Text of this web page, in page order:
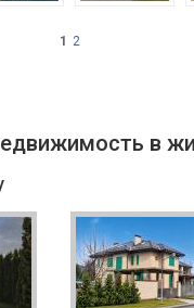
1 2
в